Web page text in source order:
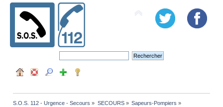
S.O.S. 112 - Urgence - Secours » SECOURS» Sapeurs-Pompiers »